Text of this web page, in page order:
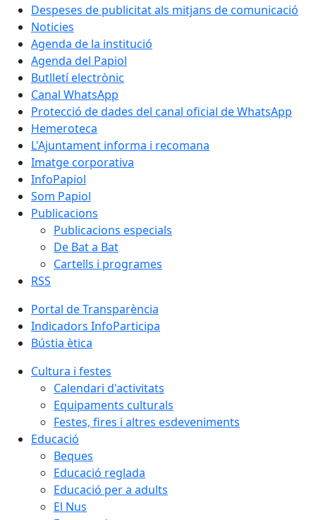
Despeses de publicitat als mitjans de comunicació
Noticies
Agenda de la institució
Agenda del Papiol
Butlletí electrònic
Canal WhatsApp
Protecció de dades del canal oficial de WhatsApp
Hemeroteca
L'Ajuntament informa i recomana
Imatge corporativa
InfoPapiol
Som Papiol
Publicacions
Publicacions especials
De Bat a Bat
Cartells i programes
RSS
Portal de Transparència
Indicadors InfoParticipa
Bústia ètica
Cultura i festes
Calendari d'activitats
Equipaments culturals
Festes, fires i altres esdeveniments
Educació
Beques
Educació reglada
Educació per a adults
El Nus